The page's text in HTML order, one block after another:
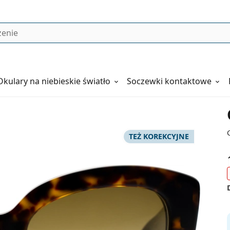
Soczewki kontaktowe
na niebieskie światło
TEŻ KOREKCYJNE